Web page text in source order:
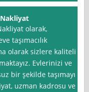
olarak,
taşımacılık
olarak sizlere kaliteli
Evlerinizi ve
bir şekilde taşımayı
uzman kadrosu ve